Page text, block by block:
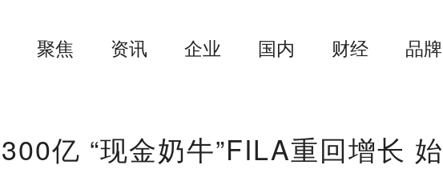
聚焦 资讯 企业 国内 财经 品牌
亿 “现金奶牛”FILA重回增长 始